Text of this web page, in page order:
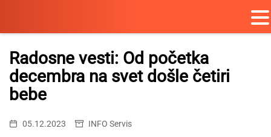
Skip
content
Radosne vesti: Od početka
decembra na svet došle četiri
bebe
05.12.2023 INFO Servis